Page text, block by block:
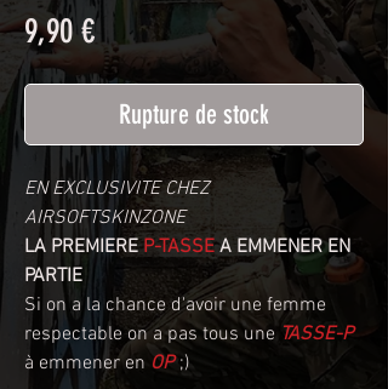
9,90 €Prix
Rupture de stock
EN EXCLUSIVITE CHEZ
AIRSOFTSKINZONE
LA PREMIEREP-TASSEA EMMENER EN
PARTIE
Si on a la chance d'avoir une femme
respectable on a pas tous une TASSE-P
à emmener en OP;)